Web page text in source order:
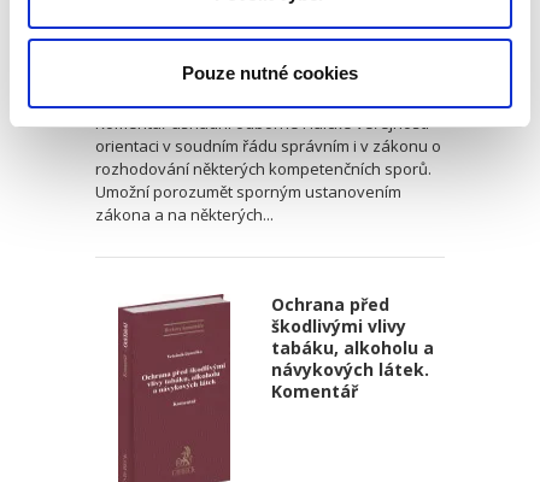
Pouze nutné cookies
Luboš Jemelka,Milan Podhrázký,Pavel Vetešník,Jitka Zavřelová
1 590,00 Kč
Komentář usnadní odborné i laické veřejnosti
orientaci v soudním řádu správním i v zákonu o
rozhodování některých kompetenčních sporů.
Umožní porozumět sporným ustanovením
zákona a na některých...
Ochrana před
škodlivými vlivy
tabáku, alkoholu a
návykových látek.
Komentář